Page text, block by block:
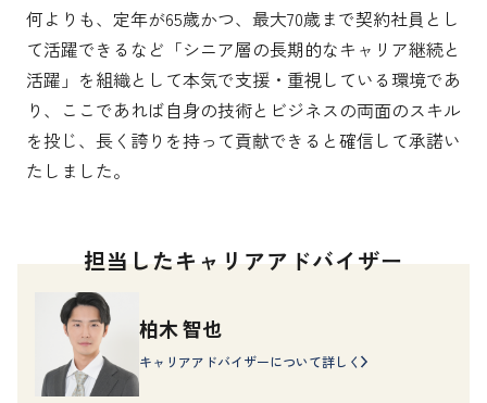
何よりも、定年が65歳かつ、最大70歳まで契約社員とし
て活躍できるなど「シニア層の長期的なキャリア継続と
活躍」を組織として本気で支援・重視している環境であ
り、ここであれば自身の技術とビジネスの両面のスキル
を投じ、長く誇りを持って貢献できると確信して承諾い
たしました。
担当したキャリアアドバイザー
柏木 智也
キャリアアドバイザーについて詳しく